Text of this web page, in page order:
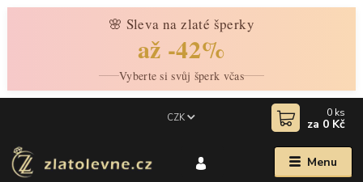
🌸 Sleva na zlaté šperky
až -42%
Vyberte si svůj šperk včas
Menu
CZK 0 ks
za 0 Kč